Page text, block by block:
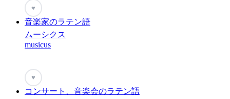
♥
音楽家のラテン語
ムーシクス
musicus
♥
コンサート、音楽会のラテン語